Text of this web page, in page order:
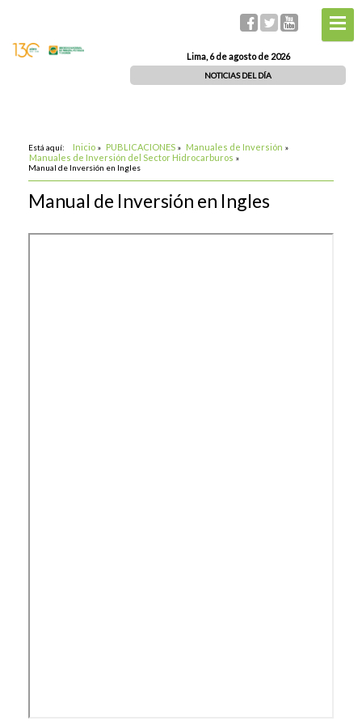
Lima, 6 de agosto de 2026
NOTICIAS DEL DÍA
Está aquí: Inicio » PUBLICACIONES » Manuales de Inversión »
Manuales de Inversión del Sector Hidrocarburos »
Manual de Inversión en Ingles
Manual de Inversión en Ingles